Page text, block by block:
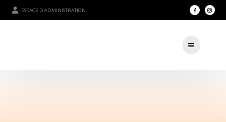
ESPACE D'ADMINISTRATION